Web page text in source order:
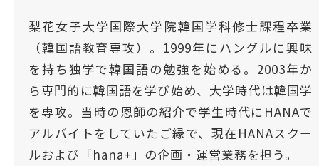
梨花女子大学国際大学院韓国学科修士課程卒業
（韓国語教育専攻）。1999年にハングルに興味
を持ち独学で韓国語の勉強を始める。2003年か
ら専門的に韓国語を学び始め、大学時代は韓国学
を専攻。当時の恩師の紹介で学生時代にHANAで
アルバイトをしていたご縁で、現在HANAスクー
ルおよび「hana+」の企画・運営業務を担う。